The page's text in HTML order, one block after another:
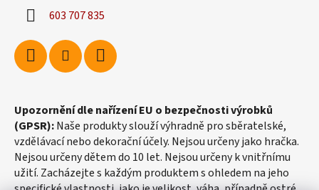
603 707 835
Upozornění dle nařízení EU o bezpečnosti výrobků
(GPSR):Naše produkty slouží výhradně pro sběratelské,
vzdělávací nebo dekorační účely. Nejsou určeny jako hračka.
Nejsou určeny dětem do 10 let. Nejsou určeny k vnitřnímu
užití. Zacházejte s každým produktem s ohledem na jeho